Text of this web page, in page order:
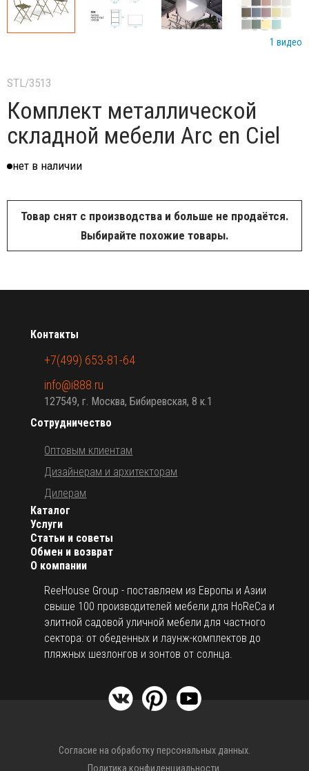
1 видео
STL/3513
Комплект металлической
складной мебели Arc en Ciel
нет в наличии
Товар снят с производства и больше не продаётся.
Выбирайте похожие товары.
О компании
ReeHouse Group - поставляем из Европы и Азии
свыше 100 производителей мебели для HoReCa и
элитной садовой уличной мебели для частного
сектора: от обеденных и лаунж-комплектов до
пляжных шезлонгов и зонтов от солнца.
Каталог
Услуги
Статьи и советы
Обмен и возврат
Сотрудничество
Оптовым клиентам
Дизайнерам и архитекторам
Дилерам
Контакты
+7(499) 653-81-64
info@i888.ru
127549, г. Москва, Бибиревская, 8 к.1
Согласие на обработку персональных данных.
Политика конфиденциальности.